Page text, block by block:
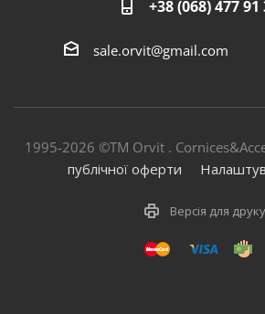
+38 (068) 477 91
sale.orvit@gmail.com
1995-2026 ©TM Orvit .
публічної оферти
Версія для друку